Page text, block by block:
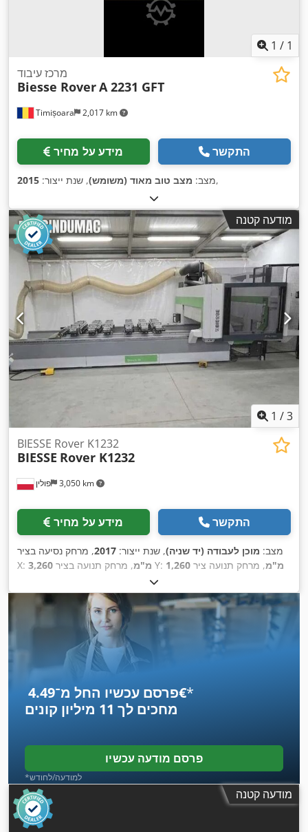
1 / 1
Timișoara 2,017 km
מרכז עיבוד
Biesse RoverA 2231 GFT
מידע על מחיר התקשר
מצב: מצב טוב מאוד (משומש), שנת ייצור: 2015 ,
מודעה קטנה
1 /3
פולין 3,050 km
BIESSE Rover K1232
BIESSE Rover K1232
מידע על מחיר התקשר
מצב: מוכן לעבודה (יד שניה), שנת ייצור: 2017, מרחק נסיעה בציר
X:
3,260 מ"מ , מרחק תנועה בציר Y: 1,260 מ"מ, מרחק תנועה ציר
פרסם עכשיו החל מ־‏4.49 ‏€*
מחכים לך 11 מיליון קונים
פרסם מודעה עכשיו
*למודעה/לחודש
מודעה קטנה